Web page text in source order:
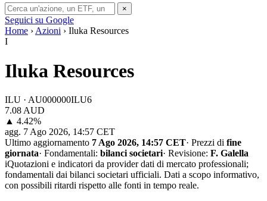
×
Seguici su Google
Home › Azioni › Iluka Resources
I
Iluka Resources
ILU · AU000000ILU6
7.08 AUD
▲ 4.42%
agg. 7 Ago 2026, 14:57 CET
Ultimo aggiornamento 7 Ago 2026, 14:57 CET· Prezzi di fine
giornata· Fondamentali: bilanci societari· Revisione: F. Galella
iQuotazioni e indicatori da provider dati di mercato professionali;
fondamentali dai bilanci societari ufficiali. Dati a scopo informativo,
con possibili ritardi rispetto alle fonti in tempo reale.